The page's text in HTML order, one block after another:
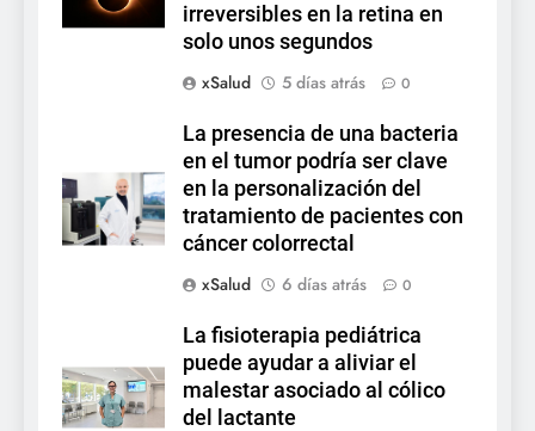
irreversibles en la retina en
solo unos segundos
xSalud
5 días atrás 0
La presencia de una bacteria
en el tumor podría ser clave
en la personalización del
tratamiento de pacientes con
cáncer colorrectal
xSalud
6 días atrás 0
La fisioterapia pediátrica
puede ayudar a aliviar el
malestar asociado al cólico
del lactante